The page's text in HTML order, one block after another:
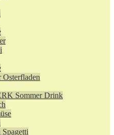
Osterfladen
Sommer Drink